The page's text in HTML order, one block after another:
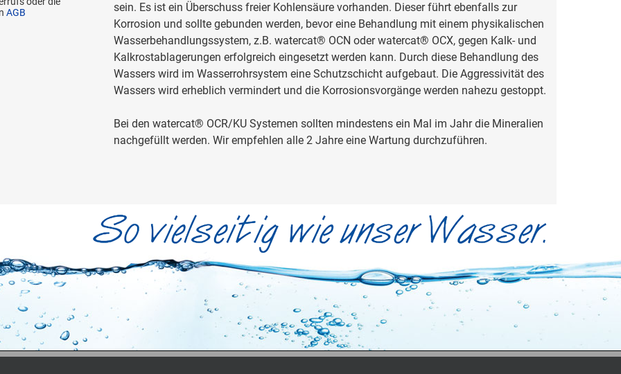
sein. Es ist ein Überschuss freier Kohlensäure vorhanden. Dieser führt ebenfalls zur
Korrosion und sollte gebunden werden, bevor eine Behandlung mit einem physikalischen
Wasserbehandlungssystem, z.B. watercat® OCN oder watercat® OCX, gegen Kalk- und
Kalkrostablagerungen erfolgreich eingesetzt werden kann. Durch diese Behandlung des
Wassers wird im Wasserrohrsystem eine Schutzschicht aufgebaut. Die Aggressivität des
Wassers wird erheblich vermindert und die Korro­sionsvorgänge werden nahezu gestoppt.
Bei den watercat® OCR/KU Systemen sollten mindestens ein Mal im Jahr die Mineralien
nachgefüllt werden. Wir empfehlen alle 2 Jahre eine Wartung durchzuführen.
AGB